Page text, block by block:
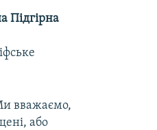
Підгірна
вважаємо,
або